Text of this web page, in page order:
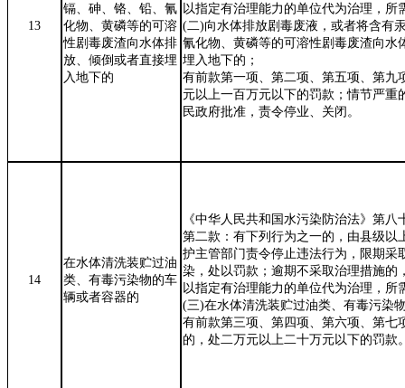
13
镉、砷、铬、铅、氰
化物、黄磷等的可溶
性剧毒废渣向水体排
放、倾倒或者直接埋
入地下的
以指定有治理能力的单位代为治理，所
(二)向水体排放剧毒废液，或者将含有
氰化物、黄磷等的可溶性剧毒废渣向水
埋入地下的；
有前款第一项、第二项、第五项、第九
元以上一百万元以下的罚款；情节严重
民政府批准，责令停业、关闭。
14
在水体清洗装贮过油
类、有毒污染物的车
辆或者容器的
《中华人民共和国水污染防治法》第
第二款：有下列行为之一的，由县级以
护主管部门责令停止违法行为，限期采
染，处以罚款；逾期不采取治理措施的
以指定有治理能力的单位代为治理，所
(三)在水体清洗装贮过油类、有毒污染
有前款第三项、第四项、第六项、第七
的，处二万元以上二十万元以下的罚款